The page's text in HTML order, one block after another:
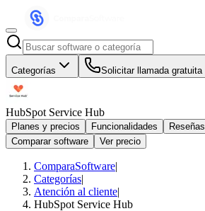
Categorías Solicitar llamada gratuita
HubSpot Service Hub
Planes y precios Funcionalidades
Reseñas
Comparar software
Ver precio
ComparaSoftware|
Categorías|
Atención al cliente|
HubSpot Service Hub